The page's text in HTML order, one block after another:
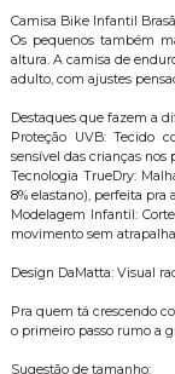
Camisa Bike Infantil
Os pequenos também
altura. A camisa de
adulto, com ajustes
Destaques que fazem a
Proteção UVB: Tecido
sensível das crianças nos
Tecnologia TrueDry:
8% elastano), perfeita
Modelagem Infantil:
movimento sem
Design DaMatta: Visual
Pra quem tá crescendo
o primeiro passo rumo a
Sugestão de tamanho: